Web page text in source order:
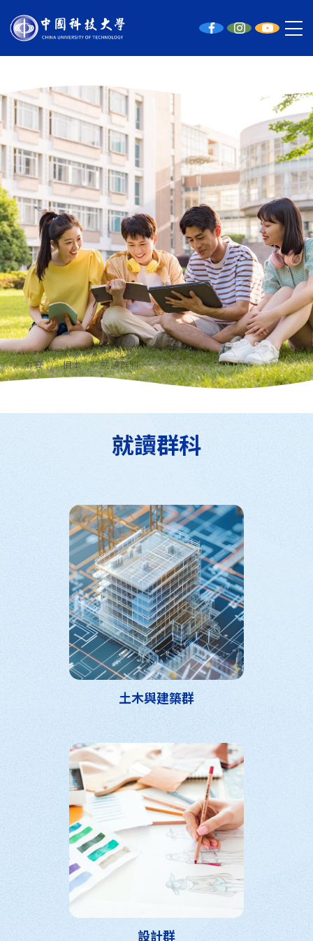
首頁 相本 就讀群科
就讀群科
全部相本
就讀群科
土木與建築群
設計群